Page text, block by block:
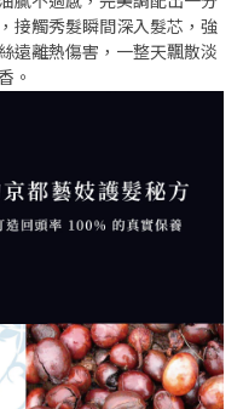
接觸秀髮瞬間深入髮芯，強
遠離熱傷害，一整天飄散淡
。